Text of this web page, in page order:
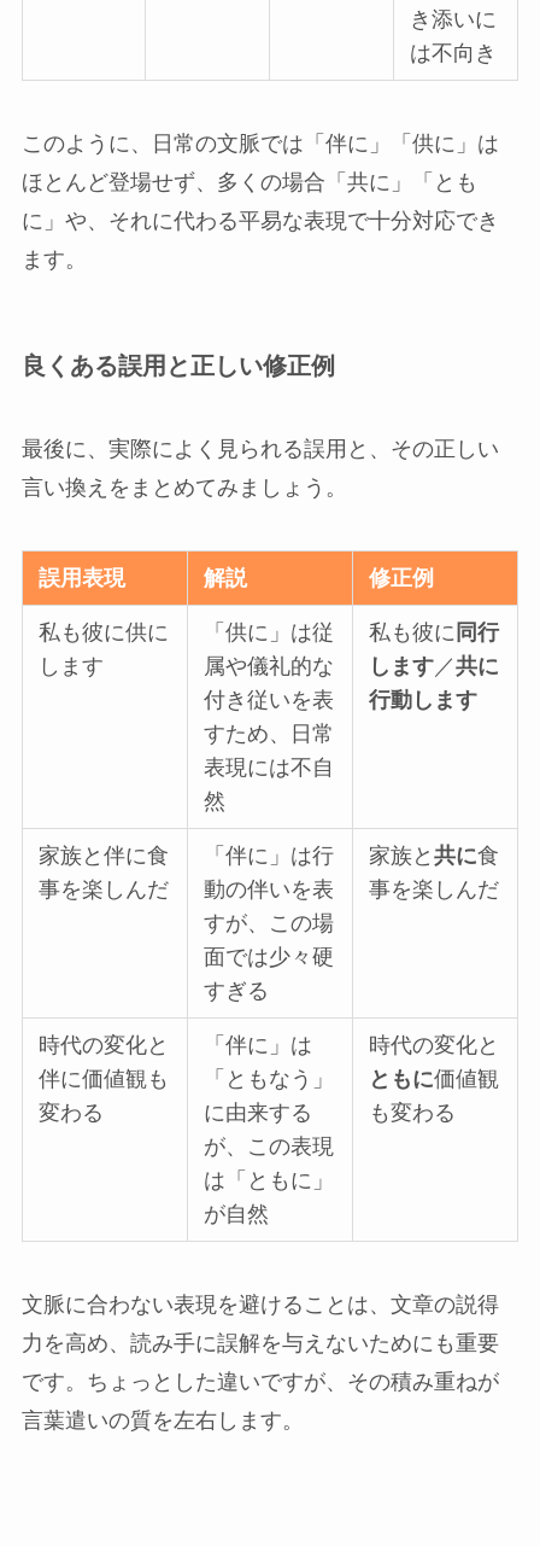
き添いに
は不向き
このように、日常の文脈では「伴に」「供に」は
ほとんど登場せず、多くの場合「共に」「とも
に」や、それに代わる平易な表現で十分対応でき
ます。
良くある誤用と正しい修正例
最後に、実際によく見られる誤用と、その正しい
言い換えをまとめてみましょう。
誤用表現 解説 修正例
私も彼に供に
します
「供に」は従
属や儀礼的な
付き従いを表
すため、日常
表現には不自
然
私も彼に 同行
します／共に
行動します
家族と伴に食
事を楽しんだ
「伴に」は行
動の伴いを表
すが、この場
面では少々硬
すぎる
家族と共に食
事を楽しんだ
時代の変化と
伴に価値観も
変わる
「伴に」は
「ともなう」
に由来する
が、この表現
は「ともに」
が自然
時代の変化と
ともに価値観
も変わる
文脈に合わない表現を避けることは、文章の説得
力を高め、読み手に誤解を与えないためにも重要
です。ちょっとした違いですが、その積み重ねが
言葉遣いの質を左右します。